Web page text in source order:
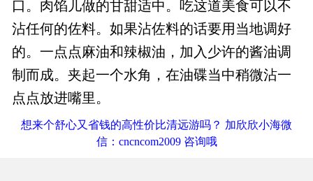
口。肉馅儿做的甘甜适中。吃这道美食可以不
沾任何的佐料。如果沾佐料的话要用当地调好
的。一点点麻油和辣椒油，加入少许的酱油调
制而成。夹起一个水角，在油碟当中稍微沾一
点点放进嘴里。
想来个舒心又省钱的高性价比清远游吗？ 加欣欣小海微
信：cncncom2009 咨询哦